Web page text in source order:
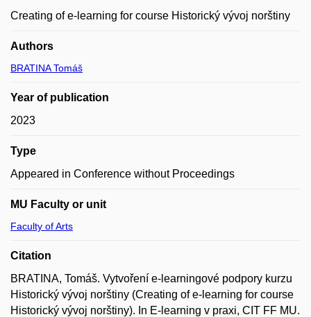
Creating of e-learning for course Historický vývoj norštiny
Authors
BRATINA Tomáš
Year of publication
2023
Type
Appeared in Conference without Proceedings
MU Faculty or unit
Faculty of Arts
Citation
BRATINA, Tomáš. Vytvoření e-learningové podpory kurzu
Historický vývoj norštiny (Creating of e-learning for course
Historický vývoj norštiny). In E-learning v praxi, CIT FF MU.